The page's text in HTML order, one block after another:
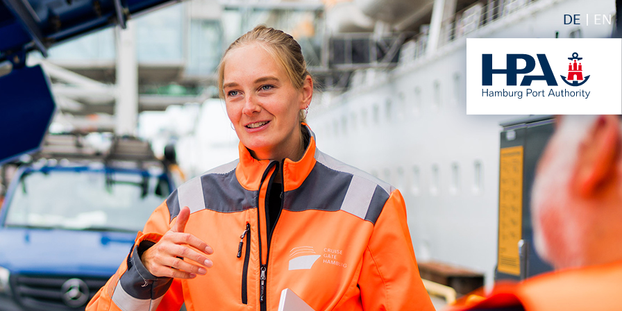
DE EN
Center der HPA
aller Verkehrsmeldungen im Hafen am